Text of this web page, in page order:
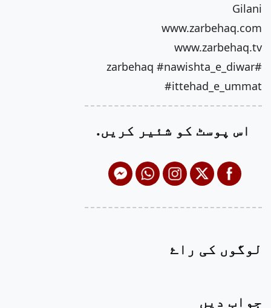
Gilani
www.zarbehaq.com
www.zarbehaq.tv
#zarbehaq #nawishta_e_diwar
#ittehad_e_ummat
اس پوسٹ کو شئیر کریں.
لوگوں کی راۓ
جواب دیں